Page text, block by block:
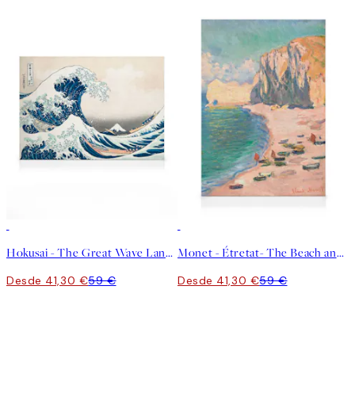
Hokusai - The Great Wave Landscape Lienzo
Desde 41,30 €59 €
Monet - Étretat- The Beach and the Falaise d'Amont Lienzo
Desde 41,30 €59 €